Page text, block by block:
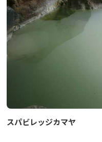
スパビレッジカマヤ